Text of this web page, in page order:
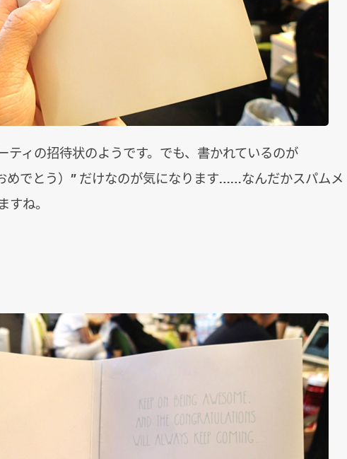
ティの招待状のようです。でも、書かれているのが
めでとう）” だけなのが気になります……なんだかスパムメ
ね。